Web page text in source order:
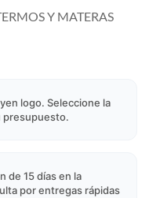
Y MATERAS
logo. Seleccione la
presupuesto.
de 15 días en la
por entregas rápidas